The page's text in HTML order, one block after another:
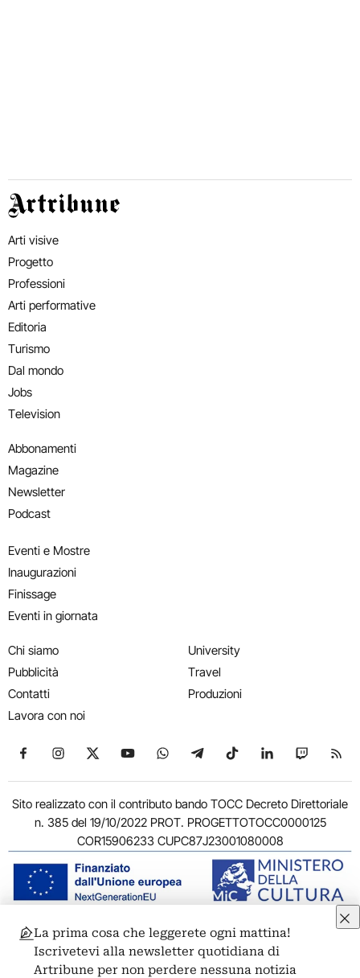
Artribune
Arti visive
Progetto
Professioni
Arti performative
Editoria
Turismo
Dal mondo
Jobs
Television
Abbonamenti
Magazine
Newsletter
Podcast
Eventi e Mostre
Inaugurazioni
Finissage
Eventi in giornata
Chi siamo
Pubblicità
Contatti
Lavora con noi
University
Travel
Produzioni
Seguici su Facebook
Seguici su Instagram
Seguici su X
Seguici su YouTube
Seguici su WhatsApp
Seguici su Telegram
Seguici su TikTok
Seguici su
Seguici
Sito realizzato con il contributo bando TOCC Decreto Direttoriale
n. 385 del 19/10/2022 PROT. PROGETTOTOCC0000125
COR15906233 CUPC87J23001080008
© 2011-2026 ARTRIBUNE srl – Corso Vittorio Emanuele II, 287 –
00186 Roma - P.I. 11381581005
Privacy: Responsabile della protezione dei dati personali
La prima cosa che leggerete ogni mattina!
Iscrivetevi alla newsletter quotidiana di
Artribune per non perdere nessuna notizia